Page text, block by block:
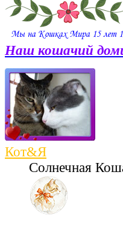
Наш кошачий
Кот&Я
Солнечная